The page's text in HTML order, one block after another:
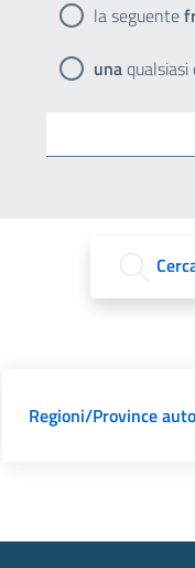
la seguente
una
Regioni/Province